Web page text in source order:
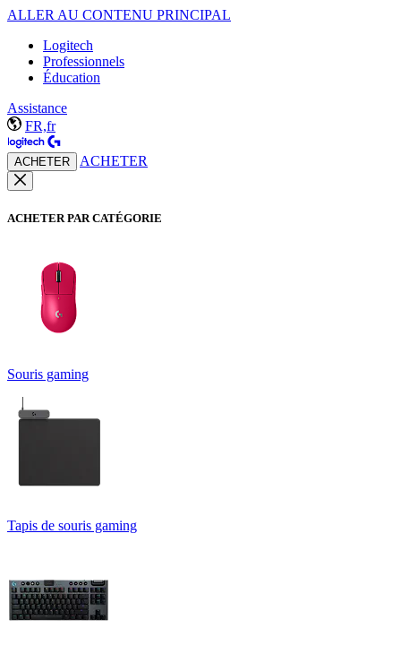
ALLER AU CONTENU PRINCIPAL
Logitech
Professionnels
Éducation
Assistance
FR,fr
ACHETER ACHETER
ACHETER PAR CATÉGORIE
Souris gaming
Tapis de souris gaming